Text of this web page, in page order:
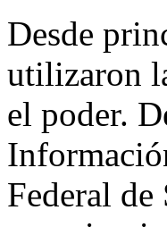
Desde
utilizaron
el poder.
Federal